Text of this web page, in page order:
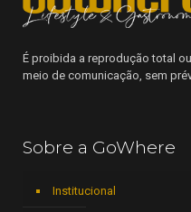
É proibida a reprodução total
meio de comunicação, sem
Sobre a GoWhere
Institucional